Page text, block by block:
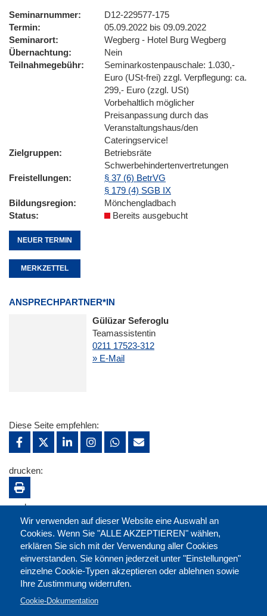
Seminarnummer
D12-229577-175
Termin
05.09.2022 bis 09.09.2022
Seminarort
Wegberg - Hotel Burg Wegberg
Übernachtung
Nein
Teilnahmegebühr
Seminarkostenpauschale: 1.030,-
Euro (USt-frei) zzgl. Verpflegung: ca.
299,- Euro (zzgl. USt)
Vorbehaltlich möglicher
Preisanpassung durch das
Veranstaltungshaus/den
Cateringservice!
Zielgruppen
Betriebsräte
Schwerbehindertenvertretungen
Freistellungen
§ 37 (6) BetrVG
§ 179 (4) SGB IX
Bildungsregion
Mönchengladbach
Status
Bereits ausgebucht
NEUER TERMIN
MERKZETTEL
ANSPRECHPARTNER*IN
Gülüzar Seferoglu
Teamassistentin
0211 17523-312
» E-Mail
Wir verwenden auf dieser Website eine Auswahl an
Cookies. Wenn Sie "ALLE AKZEPTIEREN" wählen,
erklären Sie sich mit der Verwendung aller Cookies
einverstanden. Sie können jederzeit unter "Einstellungen"
einzelne Cookie-Typen akzeptieren oder ablehnen sowie
Ihre Zustimmung widerrufen.
Cookie-Dokumentation
Diese Seite empfehlen:
drucken:
merken: